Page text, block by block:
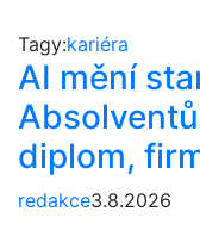
Tagy:kariéra
AI mění
diplom,
redakce3.8.2026